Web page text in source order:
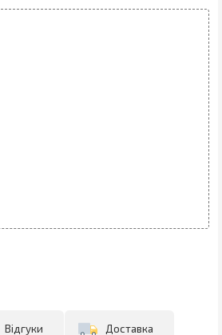
Відгуки Доставка